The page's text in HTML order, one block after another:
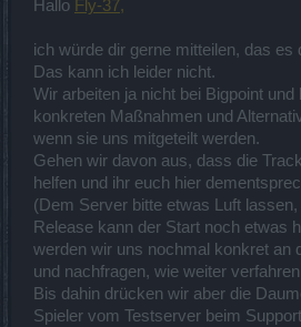
Hallo Fly-37,
ich würde dir gerne mitteilen, das es
Das kann ich leider nicht.
Wir arbeiten ja nicht bei Bigpoint und
konkreten Maßnahmen und
wenn sie uns mitgeteilt werden.
Gehen wir davon aus, dass die
helfen und ihr euch hier
(Dem Server bitte etwas Luft
Release kann der Start noch etwas
werden wir uns nochmal konkret an
und nachfragen, wie weiter
Bis dahin drücken wir aber die
Spieler vom Testserver beim